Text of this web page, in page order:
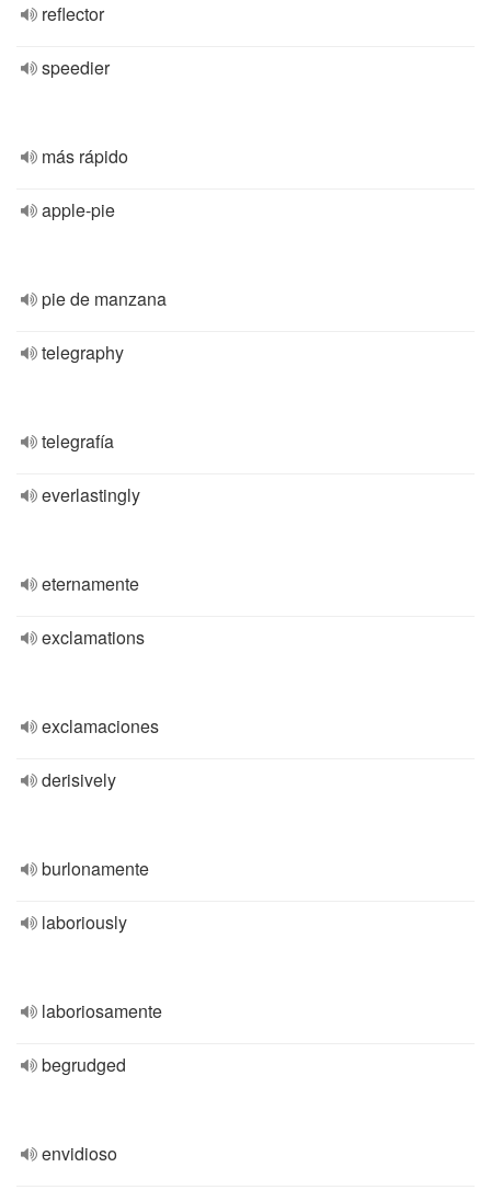
reflector
speedier
más rápido
apple-pie
pie de manzana
telegraphy
telegrafía
everlastingly
eternamente
exclamations
exclamaciones
derisively
burlonamente
laboriously
laboriosamente
begrudged
envidioso